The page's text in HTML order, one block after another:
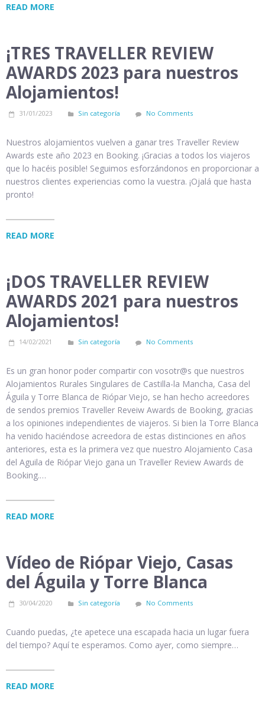
READ MORE
¡TRES TRAVELLER REVIEW
AWARDS 2023 para nuestros
Alojamientos!
31/01/2023 Sin categoría No Comments
Nuestros alojamientos vuelven a ganar tres Traveller Review
Awards este año 2023 en Booking. ¡Gracias a todos los viajeros
que lo hacéis posible! Seguimos esforzándonos en proporcionar a
nuestros clientes experiencias como la vuestra. ¡Ojalá que hasta
pronto!
READ MORE
¡DOS TRAVELLER REVIEW
AWARDS 2021 para nuestros
Alojamientos!
14/02/2021 Sin categoría No Comments
Es un gran honor poder compartir con vosotr@s que nuestros
Alojamientos Rurales Singulares de Castilla-la Mancha, Casa del
Águila y Torre Blanca de Riópar Viejo, se han hecho acreedores
de sendos premios Traveller Reveiw Awards de Booking, gracias
a los opiniones independientes de viajeros. Si bien la Torre Blanca
ha venido haciéndose acreedora de estas distinciones en años
anteriores, esta es la primera vez que nuestro Alojamiento Casa
del Aguila de Riópar Viejo gana un Traveller Review Awards de
Booking.…
READ MORE
Vídeo de Riópar Viejo, Casas
del Águila y Torre Blanca
30/04/2020 Sin categoría No Comments
Cuando puedas, ¿te apetece una escapada hacia un lugar fuera
del tiempo? Aquí te esperamos. Como ayer, como siempre…
READ MORE